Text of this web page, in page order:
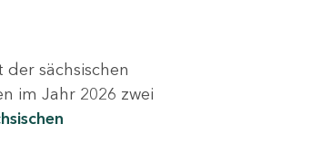
sächsischen
im Jahr 2026 zwei